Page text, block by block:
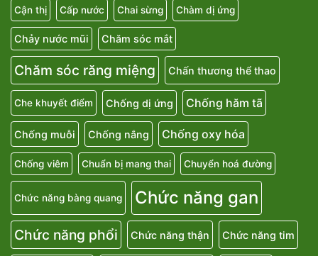
Cận thị Cấp nước Chai sừng Chàm dị ứng
Chảy nước mũi Chăm sóc mắt
Chăm sóc răng miệng Chấn thương thể thao
Che khuyết điểm Chống dị ứng Chống hăm tã
Chống muỗi Chống nắng Chống oxy hóa
Chống viêm Chuẩn bị mang thai Chuyển hoá đường
Chức năng bàng quang Chức năng gan
Chức năng phổi Chức năng thận Chức năng tim